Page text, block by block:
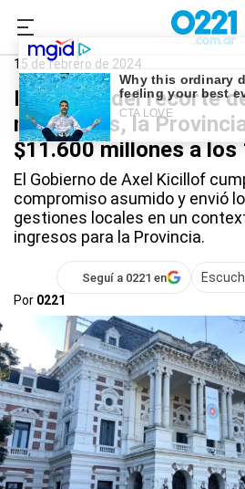
0221.com.ar
Provincia
15 de febrero de 2024
En medio del recorte
nacionales, la
$11.600 millones a
El Gobierno de Axel Kicillof
compromiso asumido y envió
gestiones locales en un
ingresos para la Provincia.
Seguí a 0221 en
Por 0221